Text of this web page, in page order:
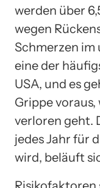
werden über
wegen
Schmerzen im
eine der
USA, und es
Grippe
verloren geht.
jedes Jahr für
wird, beläuft